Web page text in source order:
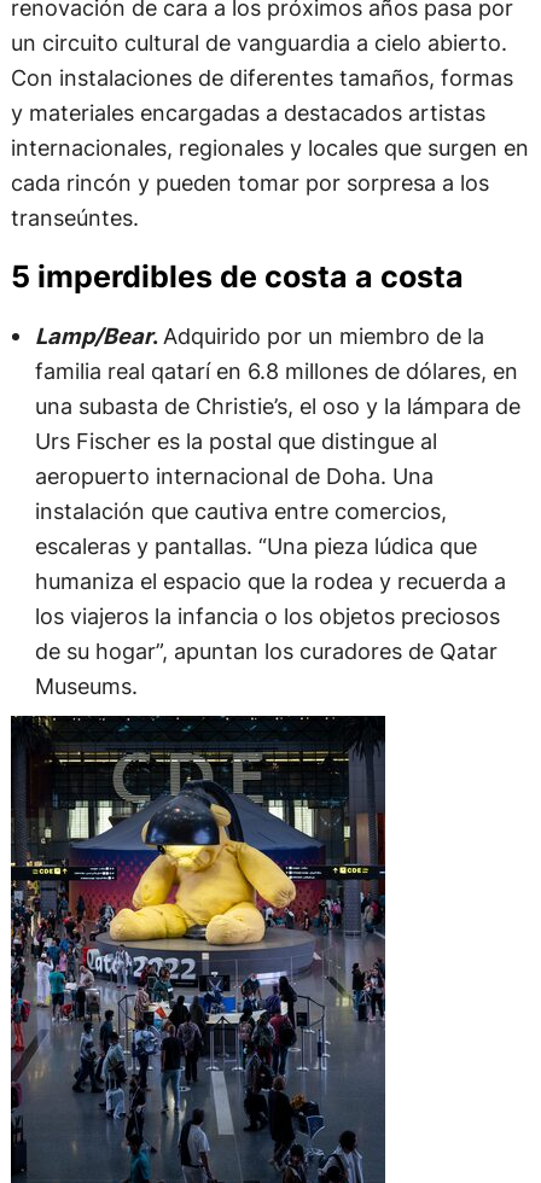
renovación de cara a los próximos años pasa por
un circuito cultural de vanguardia a cielo abierto.
Con instalaciones de diferentes tamaños, formas
y materiales encargadas a destacados artistas
internacionales, regionales y locales que surgen en
cada rincón y pueden tomar por sorpresa a los
transeúntes.
5 imperdibles de costa a costa
Lamp/Bear. Adquirido por un miembro de la
familia real qatarí en 6.8 millones de dólares, en
una subasta de Christie’s, el oso y la lámpara de
Urs Fischer es la postal que distingue al
aeropuerto internacional de Doha. Una
instalación que cautiva entre comercios,
escaleras y pantallas. “Una pieza lúdica que
humaniza el espacio que la rodea y recuerda a
los viajeros la infancia o los objetos preciosos
de su hogar”, apuntan los curadores de Qatar
Museums.